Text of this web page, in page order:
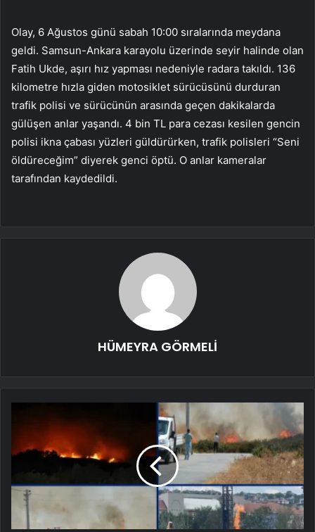
Olay, 6 Ağustos günü sabah 10:00 sıralarında meydana
geldi. Samsun-Ankara karayolu üzerinde seyir halinde olan
Fatih Ukde, aşırı hız yapması nedeniyle radara takıldı. 136
kilometre hızla giden motosiklet sürücüsünü durduran
trafik polisi ve sürücünün arasında geçen dakikalarda
gülüşen anlar yaşandı. 4 bin TL para cezası kesilen gencin
polisi ikna çabası yüzleri güldürürken, trafik polisleri “Seni
öldüreceğim” diyerek genci öptü. O anlar kameralar
tarafından kaydedildi.
HÜMEYRA GÖRMELİ